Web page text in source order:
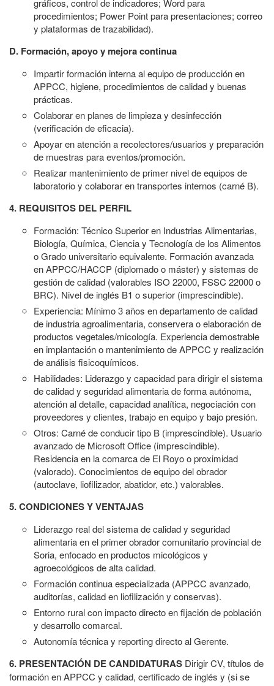
gráficos, control de indicadores; Word para
procedimientos; Power Point para presentaciones; correo
y plataformas de trazabilidad).
D. Formación, apoyo y mejora continua
Impartir formación interna al equipo de producción en
APPCC, higiene, procedimientos de calidad y buenas
prácticas.
Colaborar en planes de limpieza y desinfección
(verificación de eficacia).
Apoyar en atención a recolectores/usuarios y preparación
de muestras para eventos/promoción.
Realizar mantenimiento de primer nivel de equipos de
laboratorio y colaborar en transportes internos (carné B).
4. REQUISITOS DEL PERFIL
Formación: Técnico Superior en Industrias Alimentarias,
Biología, Química, Ciencia y Tecnología de los Alimentos
o Grado universitario equivalente. Formación avanzada
en APPCC/HACCP (diplomado o máster) y sistemas de
gestión de calidad (valorables ISO 22000, FSSC 22000 o
BRC). Nivel de inglés B1 o superior (imprescindible).
Experiencia: Mínimo 3 años en departamento de calidad
de industria agroalimentaria, conservera o elaboración de
productos vegetales/micología. Experiencia demostrable
en implantación o mantenimiento de APPCC y realización
de análisis fisicoquímicos.
Habilidades: Liderazgo y capacidad para dirigir el sistema
de calidad y seguridad alimentaria de forma autónoma,
atención al detalle, capacidad analítica, negociación con
proveedores y clientes, trabajo en equipo y bajo presión.
Otros: Carné de conducir tipo B (imprescindible). Usuario
avanzado de Microsoft Office (imprescindible).
Residencia en la comarca de El Royo o proximidad
(valorado). Conocimientos de equipo del obrador
(autoclave, liofilizador, abatidor, etc.) valorables.
5. CONDICIONES Y VENTAJAS
Liderazgo real del sistema de calidad y seguridad
alimentaria en el primer obrador comunitario provincial de
Soria, enfocado en productos micológicos y
agroecológicos de alta calidad.
Formación continua especializada (APPCC avanzado,
auditorías, calidad en liofilización y conservas).
Entorno rural con impacto directo en fijación de población
y desarrollo comarcal.
Autonomía técnica y reporting directo al Gerente.
6. PRESENTACIÓN DE CANDIDATURAS Dirigir CV, títulos de
formación en APPCC y calidad, certificado de inglés y (si se